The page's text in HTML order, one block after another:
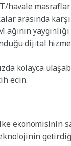
havale
arasında
ağının
dijital
kolayca
edin.
ekonomisinin